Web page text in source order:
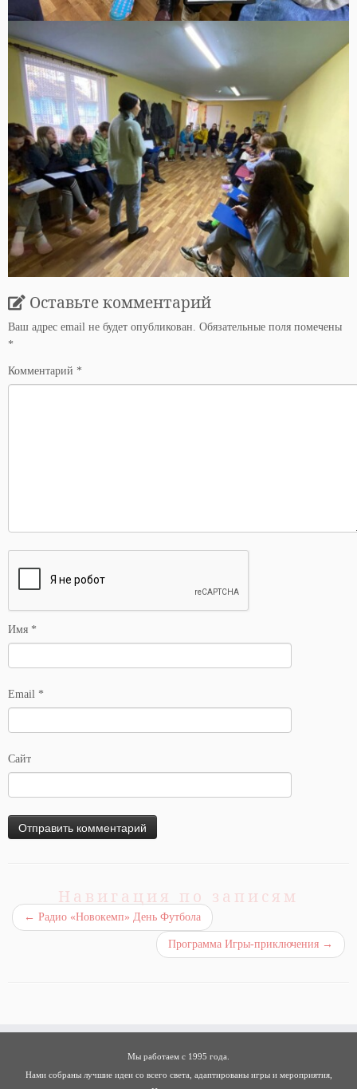
Оставьте комментарий
Ваш адрес email не будет опубликован. Обязательные поля помечены
*
Комментарий *
Имя *
Email *
Сайт
Навигация по записям
← Радио «Новокемп» День Футбола
Программа Игры-приключения →
Мы работаем с 1995 года.
Нами собраны лучшие идеи со всего света, адаптированы игры и мероприятия,